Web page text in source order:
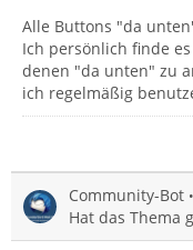
Alle Buttons "da
Ich persönlich finde
denen "da unten" zu
ich regelmäßig
Community-Bot
Hat das Thema